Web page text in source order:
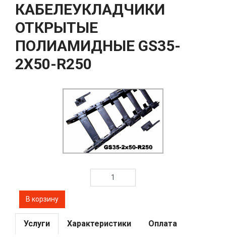
КАБЕЛЕУКЛАДЧИКИ
ОТКРЫТЫЕ
ПОЛИАМИДНЫЕ GS35-
2Х50-R250
Услуги Характеристики Оплата